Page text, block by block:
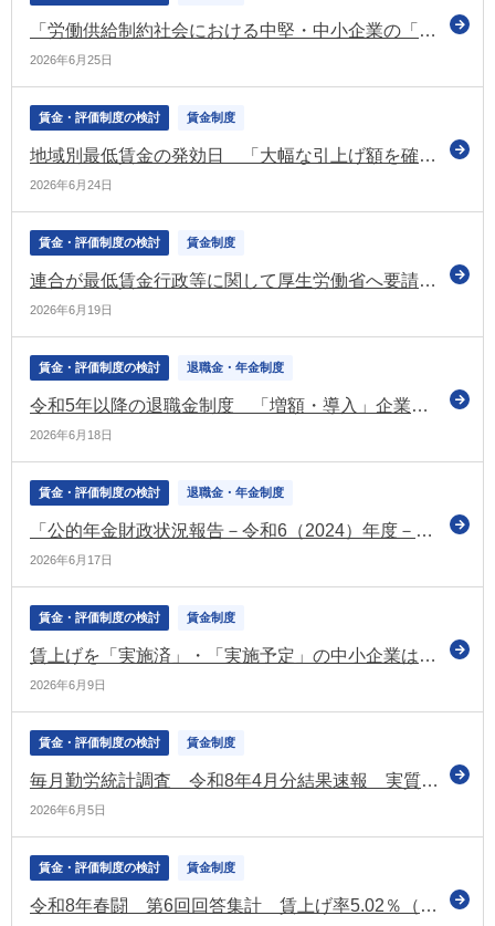
「労働供給制約社会における中堅・中小企業の「稼ぐ力」強化戦略」を公表（経産省）
2026年6月25日
賃金・評価制度の検討 賃金制度
地域別最低賃金の発効日 「大幅な引上げ額を確保するための過度な交渉材料とするべきではない」（中央最低賃金審議会）
2026年6月24日
賃金・評価制度の検討 賃金制度
連合が最低賃金行政等に関して厚生労働省へ要請 中期的に大幅な水準引き上げを など
2026年6月19日
賃金・評価制度の検討 退職金・年金制度
令和5年以降の退職金制度 「増額・導入」企業が7.8％ 「減額・廃止」企業は月給などへ（東京商工リサーチの調査）
2026年6月18日
賃金・評価制度の検討 退職金・年金制度
「公的年金財政状況報告－令和6（2024）年度－」を公表（社保審の年金数理部会）
2026年6月17日
賃金・評価制度の検討 賃金制度
賃上げを「実施済」・「実施予定」の中小企業は7割超え（令和8年度の日商の調査）
2026年6月9日
賃金・評価制度の検討 賃金制度
毎月勤労統計調査 令和8年4月分結果速報 実質賃金1.9％増 4か月連続プラス
2026年6月5日
賃金・評価制度の検討 賃金制度
令和8年春闘 第6回回答集計 賃上げ率5.02％（昨年同時期比0.24ポイント減） 中小では4.70％（昨年同時期と同水準）（連合）